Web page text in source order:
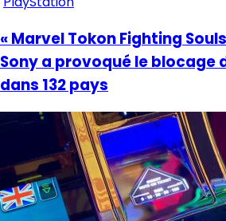
« Marvel Tokon Fighting
Sony a provoqué le blocage
dans 132 pays